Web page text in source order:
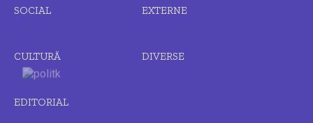
SOCIAL EXTERNE
CULTURĂ DIVERSE
EDITORIAL